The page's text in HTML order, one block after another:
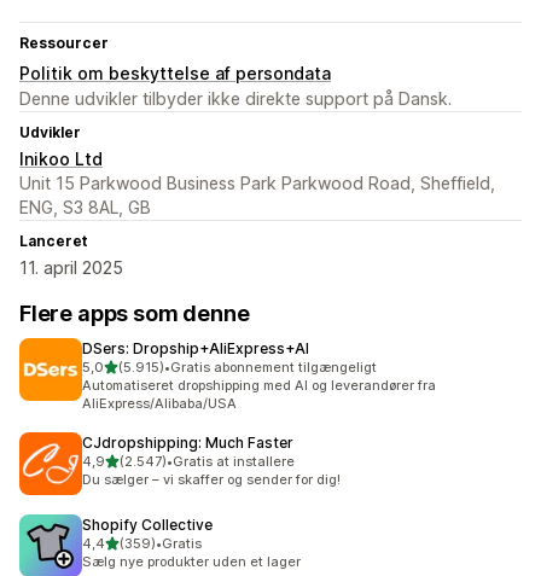
Ressourcer
Politik om beskyttelse af persondata
Denne udvikler tilbyder ikke direkte support på Dansk.
Udvikler
Inikoo Ltd
Unit 15 Parkwood Business Park Parkwood Road, Sheffield,
ENG, S3 8AL, GB
Lanceret
11. april 2025
Flere apps som denne
DSers: Dropship+AliExpress+AI
5,0ud af 5 stjerner
(5.915)
5915 anmeldelser i alt
•Gratis abonnement tilgængeligt
Automatiseret dropshipping med AI og leverandører fra
AliExpress/Alibaba/USA
CJdropshipping: Much Faster
4,9ud af 5 stjerner
(2.547)
2547 anmeldelser i alt
•Gratis at installere
Du sælger – vi skaffer og sender for dig!
Shopify Collective
4,4ud af 5 stjerner
(359)
359 anmeldelser i alt
•Gratis
Sælg nye produkter uden et lager